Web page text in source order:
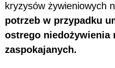
kryzysów żywieniowych
potrzeb w przypadku
ostrego niedożywienia
zaspokajanych.